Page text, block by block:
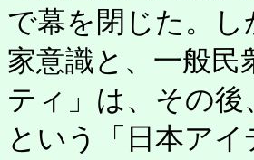
で幕を閉じた。
家意識と、一般
ティ」は、その
という「日本ア